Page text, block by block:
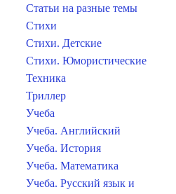
Статьи на разные темы
Стихи
Стихи. Детские
Стихи. Юмористические
Техника
Триллер
Учеба
Учеба. Английский
Учеба. История
Учеба. Математика
Учеба. Русский язык и